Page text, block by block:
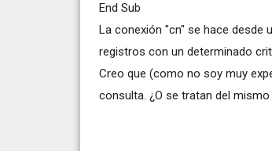
End Sub
La conexión "cn" se hace desde
registros con un determinado
Creo que (como no soy muy
consulta. ¿O se tratan del